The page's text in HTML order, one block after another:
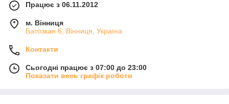
Працює з 06.11.2012
м. Вінниця
Батозкая 6, Вінниця, Україна
Контакти
Сьогодні працює з 07:00 до 23:00
Показати весь графік роботи